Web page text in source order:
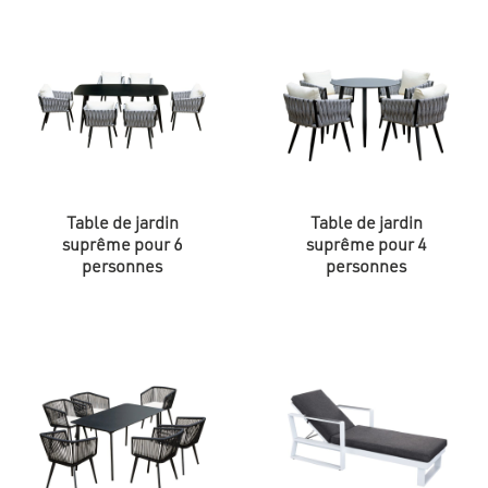
Outre les collections de mobilier de jardin Wellis, nous
proposons également une large gamme de produits de
style de vie extérieur Wellis, qui améliorent l’agrément
de votre environnement domestique.
air. Le « Coyote » offre une excellente qualité et un
design pratique, répondant parfaitement à tous les
besoins en matière de grillades.
Table de jardin
suprême pour 6
personnes
Table de jardin
suprême pour 4
personnes